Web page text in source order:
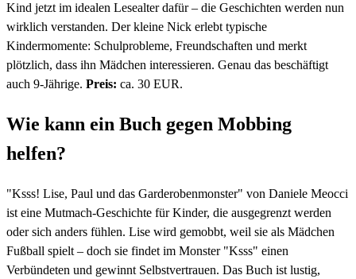
Kind jetzt im idealen Lesealter dafür – die Geschichten werden nun
wirklich verstanden. Der kleine Nick erlebt typische
Kindermomente: Schulprobleme, Freundschaften und merkt
plötzlich, dass ihn Mädchen interessieren. Genau das beschäftigt
auch 9-Jährige. Preis: ca. 30 EUR.
Wie kann ein Buch gegen Mobbing
helfen?
"Ksss! Lise, Paul und das Garderobenmonster" von Daniele Meocci
ist eine Mutmach-Geschichte für Kinder, die ausgegrenzt werden
oder sich anders fühlen. Lise wird gemobbt, weil sie als Mädchen
Fußball spielt – doch sie findet im Monster "Ksss" einen
Verbündeten und gewinnt Selbstvertrauen. Das Buch ist lustig,